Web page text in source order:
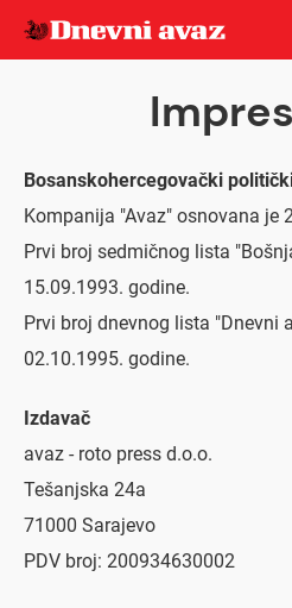
Bosanskohercegovački
Kompanija "Avaz" osnovana je
Prvi broj sedmičnog lista
15.09.1993. godine.
Prvi broj dnevnog lista "Dnevni
02.10.1995. godine.
Izdavač
avaz - roto press d.o.o.
Tešanjska 24a
71000 Sarajevo
PDV broj: 200934630002